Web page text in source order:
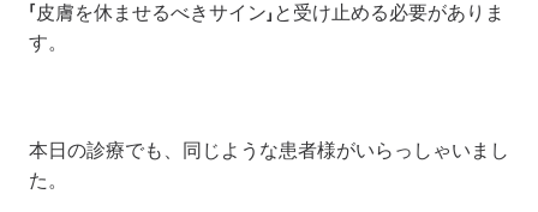
「皮膚を休ませるべきサイン」と受け止める必要がありま
す。
本日の診療でも、同じような患者様がいらっしゃいまし
た。